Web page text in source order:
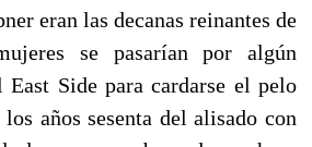
eran las decanas reinantes de
se pasarían por algún
East Side para cardarse el pelo
años sesenta del alisado con